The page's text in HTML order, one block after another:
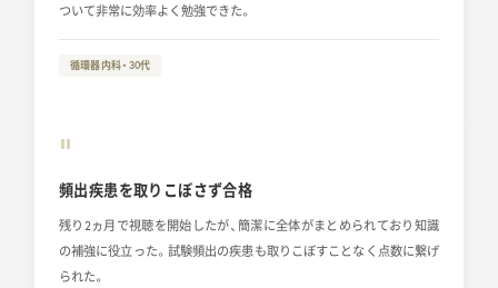
ついて非常に効率よく勉強できた。
循環器内科・30代
“
頻出疾患を取りこぼさず合格
残り2ヵ月で視聴を開始したが、簡潔に全体がまとめられており知識
の補強に役立った。試験頻出の疾患も取りこぼすことなく点数に繋げ
られた。